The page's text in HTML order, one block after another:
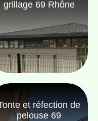
grillage 69 Rhône
et réfection de
pelouse 69